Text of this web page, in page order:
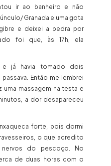
ir ao banheiro e não
Granada e uma gota
e deixei a pedra por
foi que, às 17h, ela
e já havia tomado dois
Então me lembrei
massagem na testa e
a dor desapareceu
forte, pois dormi
o que acredito
do pescoço. No
de duas horas com o